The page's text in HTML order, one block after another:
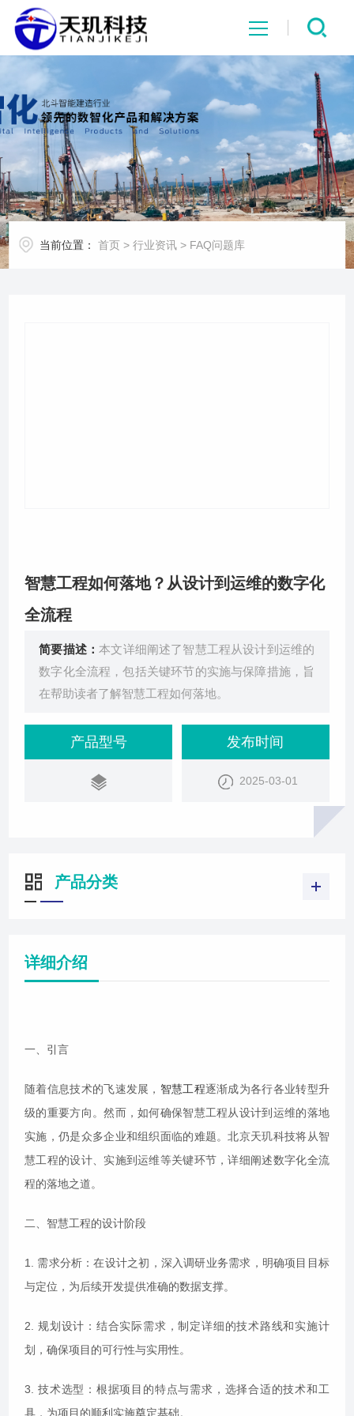
网站首页
系统中心
解决方案
项目案例
当前位置： 首页 >行业资讯 > FAQ问题库
​智慧工程如何落地？从设计到运维的数字化
全流程
简要描述：本文详细阐述了智慧工程从设计到运维的
数字化全流程，包括关键环节的实施与保障措施，旨
在帮助读者了解智慧工程如何落地。
产品型号 发布时间
2025-03-01
产品分类
详细介绍
一、引言
随着信息技术的飞速发展， 智慧工程逐渐成为各行各业转型升
级的重要方向。然而，如何确保智慧工程从设计到运维的落地
实施，仍是众多企业和组织面临的难题。北京天玑科技将从智
慧工程的设计、实施到运维等关键环节，详细阐述数字化全流
程的落地之道。
二、智慧工程的设计阶段
1. 需求分析：在设计之初，深入调研业务需求，明确项目目标
与定位，为后续开发提供准确的数据支撑。
2. 规划设计：结合实际需求，制定详细的技术路线和实施计
划，确保项目的可行性与实用性。
3. 技术选型：根据项目的特点与需求，选择合适的技术和工
具，为项目的顺利实施奠定基础。